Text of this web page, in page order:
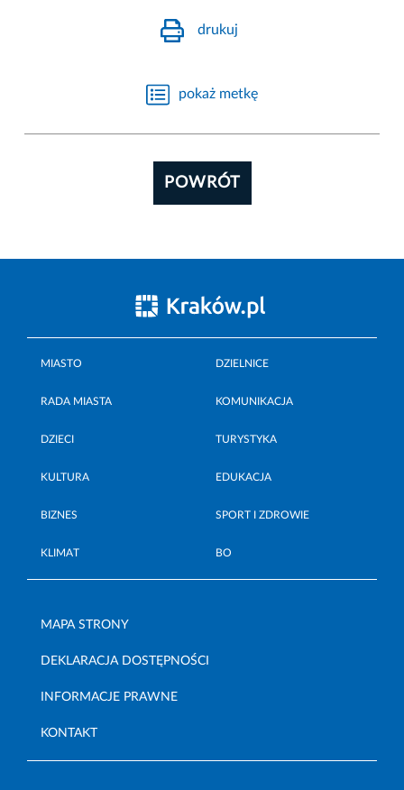
drukuj
pokaż metkę
POWRÓT
MIASTO DZIELNICE
RADA MIASTA KOMUNIKACJA
DZIECI TURYSTYKA
KULTURA EDUKACJA
BIZNES SPORT I ZDROWIE
KLIMAT BO
MAPA STRONY
DEKLARACJA DOSTĘPNOŚCI
INFORMACJE PRAWNE
KONTAKT